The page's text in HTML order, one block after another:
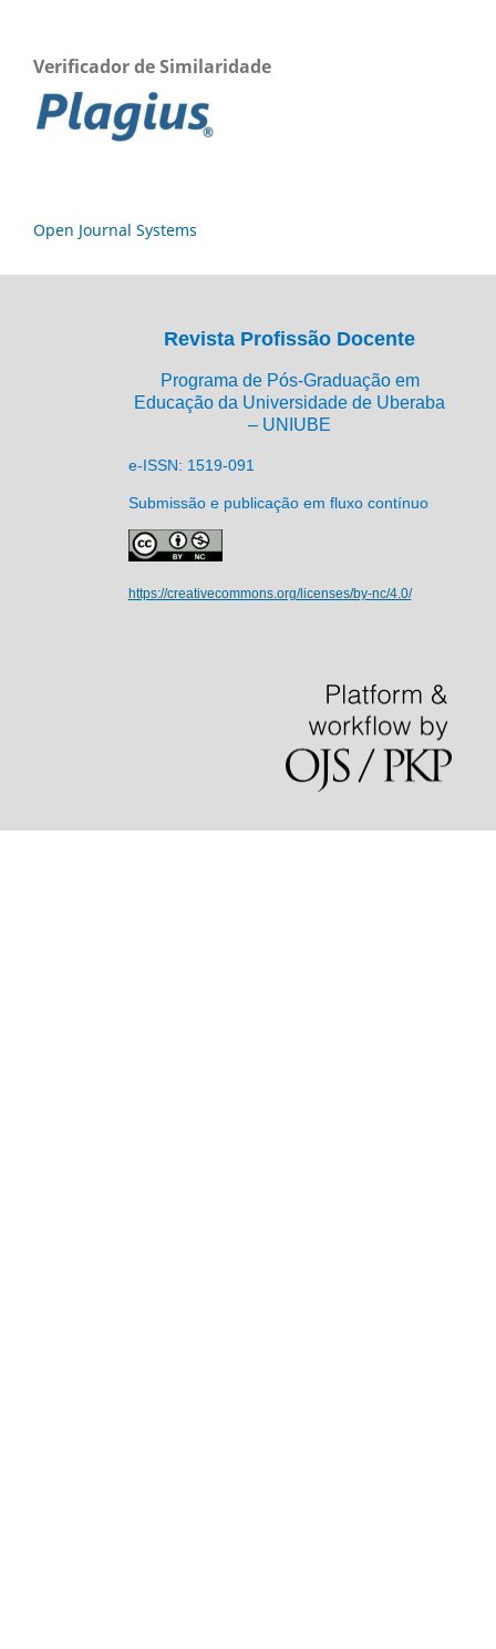
Verificador de Similaridade
Open Journal Systems
Revista Profissão Docente
Programa de Pós-Graduação em
Educação da Universidade de Uberaba
– UNIUBE
e-ISSN: 1519-091
Submissão e publicação em fluxo contínuo
https://creativecommons.org/licenses/by-nc/4.0/